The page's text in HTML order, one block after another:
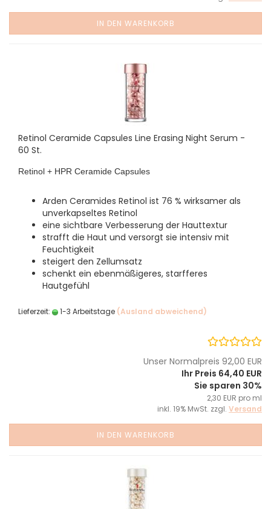
IN DEN WARENKORB
Retinol Ceramide Capsules Line Erasing Night Serum -
60 St.
Retinol + HPR Ceramide Capsules
Arden Ceramides Retinol ist 76 % wirksamer als
unverkapseltes Retinol
eine sichtbare Verbesserung der Hauttextur
strafft die Haut und versorgt sie intensiv mit
Feuchtigkeit
steigert den Zellumsatz
schenkt ein ebenmäßigeres, starfferes
Hautgefühl
Lieferzeit: 1-3 Arbeitstage (Ausland abweichend)
Unser Normalpreis 92,00 EUR
Ihr Preis 64,40 EUR
Sie sparen 30%
2,30 EUR pro ml
inkl. 19% MwSt. zzgl. Versand
IN DEN WARENKORB